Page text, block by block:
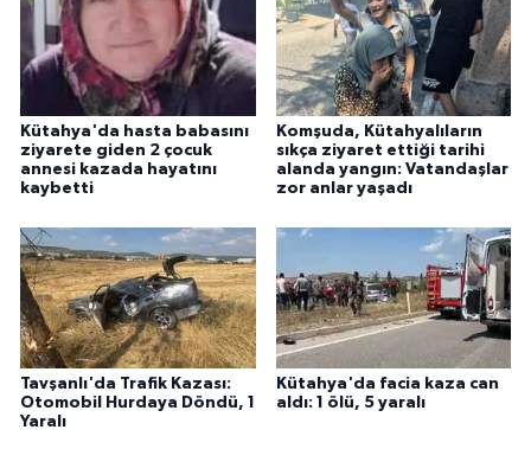
Kütahya'da hasta babasını
ziyarete giden 2 çocuk
annesi kazada hayatını
kaybetti
Komşuda, Kütahyalıların
sıkça ziyaret ettiği tarihi
alanda yangın: Vatandaşlar
zor anlar yaşadı
Tavşanlı'da Trafik Kazası:
Otomobil Hurdaya Döndü, 1
Yaralı
Kütahya'da facia kaza can
aldı: 1 ölü, 5 yaralı